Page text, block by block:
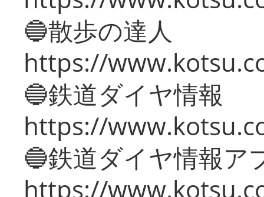
🔵散歩の達人
https://
🔵鉄道ダイヤ情報
https://
🔵鉄道ダイヤ情報ア
https://